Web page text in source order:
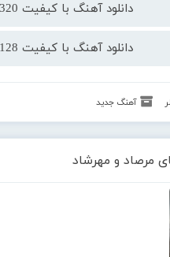
دانلود آهنگ با کیفیت 320
دانلود آهنگ با کیفیت 128
آهنگ جدید
مرصاد و مهرشاد